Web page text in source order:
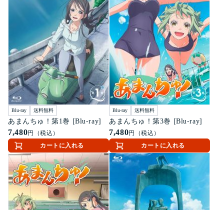
Blu-ray 送料無料
あまんちゅ！第1巻 [Blu-ray]
7,480円（税込）
カートに入れる
Blu-ray 送料無料
あまんちゅ！第3巻 [Blu-ray]
7,480円（税込）
カートに入れる